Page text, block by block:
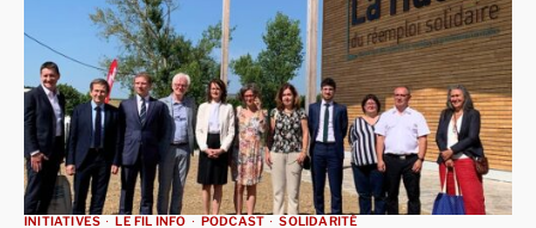
INITIATIVES LE FIL INFO PODCAST SOLIDARITÉ